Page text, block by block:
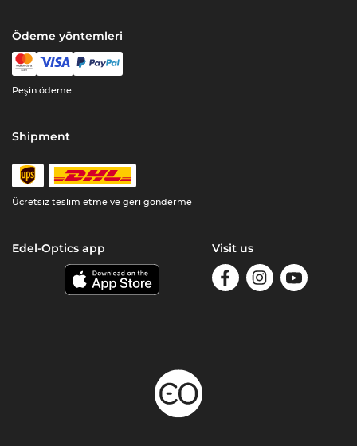
Ödeme yöntemleri
Peşin ödeme
Shipment
Ücretsiz teslim etme ve geri gönderme
Edel-Optics app Visit us